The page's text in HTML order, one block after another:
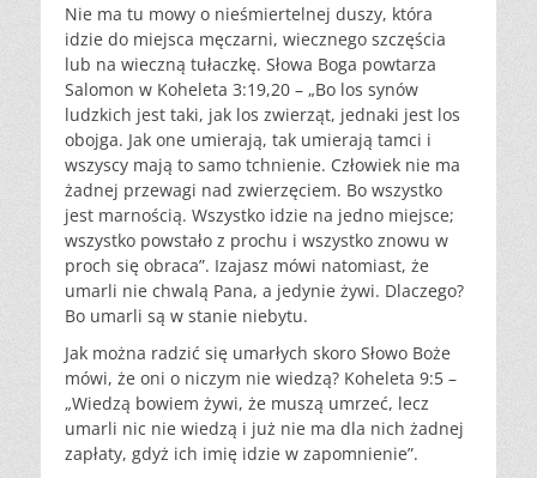
Nie ma tu mowy o nieśmiertelnej duszy, która
idzie do miejsca męczarni, wiecznego szczęścia
lub na wieczną tułaczkę. Słowa Boga powtarza
Salomon w Koheleta 3:19,20 – „Bo los synów
ludzkich jest taki, jak los zwierząt, jednaki jest los
obojga. Jak one umierają, tak umierają tamci i
wszyscy mają to samo tchnienie. Człowiek nie ma
żadnej przewagi nad zwierzęciem. Bo wszystko
jest marnością. Wszystko idzie na jedno miejsce;
wszystko powstało z prochu i wszystko znowu w
proch się obraca”. Izajasz mówi natomiast, że
umarli nie chwalą Pana, a jedynie żywi. Dlaczego?
Bo umarli są w stanie niebytu.
Jak można radzić się umarłych skoro Słowo Boże
mówi, że oni o niczym nie wiedzą? Koheleta 9:5 –
„Wiedzą bowiem żywi, że muszą umrzeć, lecz
umarli nic nie wiedzą i już nie ma dla nich żadnej
zapłaty, gdyż ich imię idzie w zapomnienie”.